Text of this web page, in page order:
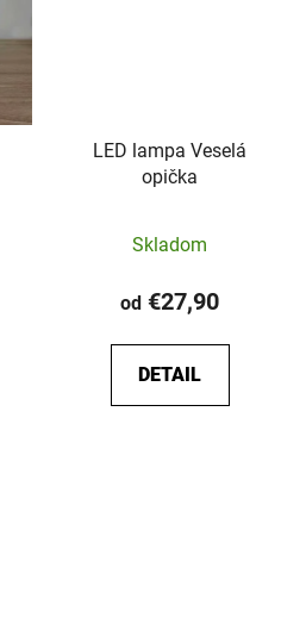
LED lampa Veselá
opička
Skladom
od €27,90
DETAIL